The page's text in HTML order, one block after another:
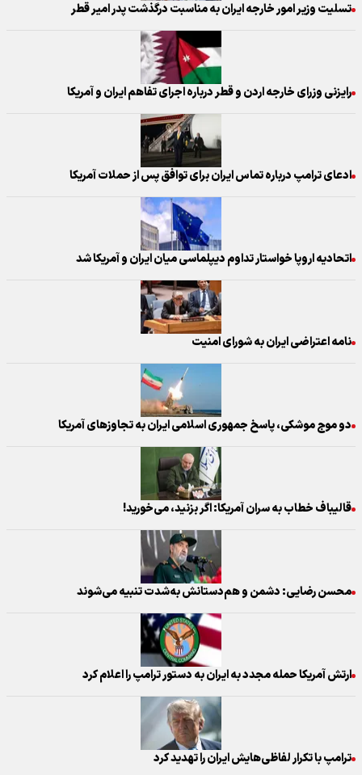
تسلیت وزیر امور خارجه ایران به مناسبت درگذشت پدر امیر قطر
رایزنی وزرای خارجه اردن و قطر درباره اجرای تفاهم ایران و آمریکا
ادعای ترامپ درباره تماس ایران برای توافق پس از حملات آمریکا
اتحادیه اروپا خواستار تداوم دیپلماسی میان ایران و آمریکا شد
نامه اعتراضی ایران به شورای امنیت
دو موج موشکی، پاسخ جمهوری اسلامی ایران به تجاوزهای آمریکا
قالیباف خطاب به سران آمریکا: اگر بزنید، می‌خورید!
محسن رضایی: دشمن و هم‌دستانش به‌شدت تنبیه می‌شوند
ارتش آمریکا حمله مجدد به ایران به دستور ترامپ را اعلام کرد
ترامپ با تکرار لفاظی‌هایش ایران را تهدید کرد